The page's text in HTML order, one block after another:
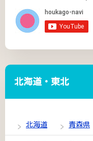
北海道・東北
北海道 青森県